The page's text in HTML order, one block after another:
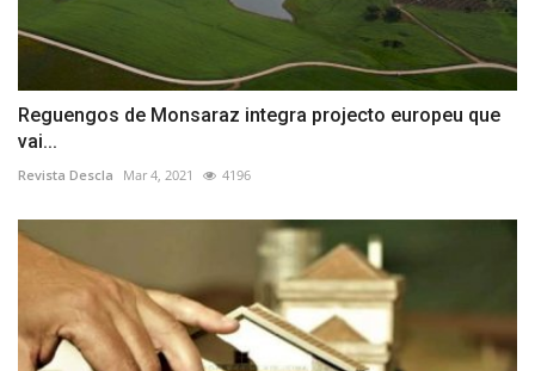
Reguengos de Monsaraz integra projecto europeu que
vai...
Revista Descla Mar 4, 2021 4196